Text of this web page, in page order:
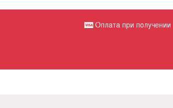
Оплата при получении